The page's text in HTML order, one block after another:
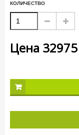
КОЛИЧЕСТВО
Цена 32975